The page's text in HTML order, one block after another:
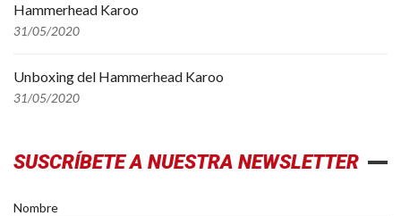
Hammerhead Karoo
31/05/2020
Unboxing del Hammerhead Karoo
31/05/2020
SUSCRÍBETE A NUESTRA NEWSLETTER
Nombre